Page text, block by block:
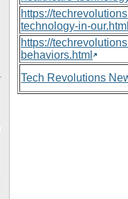
https://
technology-in-
https://
behaviors.html
Tech Revolutions